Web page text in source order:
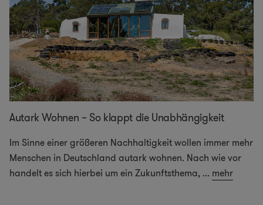
Autark Wohnen – So klappt die Unabhängigkeit
Im Sinne einer größeren Nachhaltigkeit wollen immer mehr
Menschen in Deutschland autark wohnen. Nach wie vor
handelt es sich hierbei um ein Zukunftsthema, ... mehr